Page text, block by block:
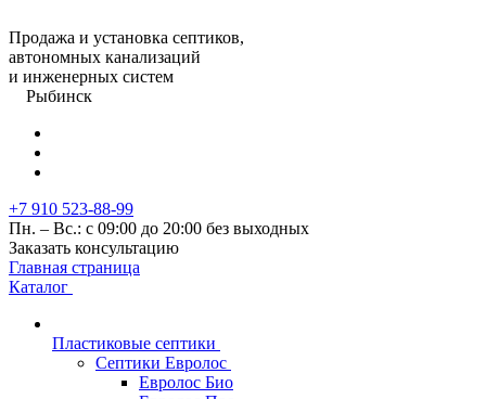
Продажа и установка септиков,
автономных канализаций
и инженерных систем
Рыбинск
+7 910 523-88-99
Пн. – Вс.: с 09:00 до 20:00 без выходных
Заказать консультацию
Главная страница
Каталог
Пластиковые септики
Септики Евролос
Евролос Био